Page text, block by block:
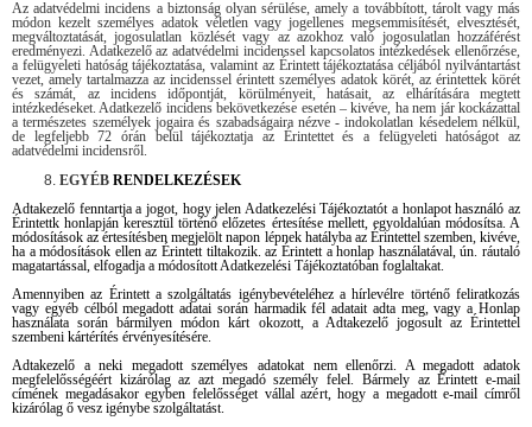
Az adatvédelmi incidens a biztonság olyan sérülése, amely a továbbított, tárolt vagy más
módon kezelt személyes adatok véletlen vagy jogellenes megsemmisítését, elvesztését,
megváltoztatását, jogosulatlan közlését vagy az azokhoz való jogosulatlan hozzáférést
eredményezi. Adatkezelő az adatvédelmi incidenssel kapcsolatos intézkedések ellenőrzése,
a felügyeleti hatóság tájékoztatása, valamint az Érintett tájékoztatása céljából nyilvántartást
vezet, amely tartalmazza az incidenssel érintett személyes adatok körét, az érintettek körét
és számát, az incidens időpontját, körülményeit, hatásait, az elhárítására megtett
intézkedéseket. Adatkezelő incidens bekövetkezése esetén – kivéve, ha nem jár kockázattal
a természetes személyek jogaira és szabadságaira nézve - indokolatlan késedelem nélkül,
de legfeljebb 72 órán belül tájékoztatja az Érintettet és a felügyeleti hatóságot az
adatvédelmi incidensről.
EGYÉB RENDELKEZÉSEK
Adtakezelő fenntartja a jogot, hogy jelen Adatkezelési Tájékoztatót a honlapot használó az
Érintettk honlapján keresztül történő előzetes értesítése mellett, egyoldalúan módosítsa. A
módosítások az értesítésben megjelölt napon lépnek hatályba az Érintettel szemben, kivéve,
ha a módosítások ellen az Érintett tiltakozik. az Érintett a honlap használatával, ún. ráutaló
magatartással, elfogadja a módosított Adatkezelési Tájékoztatóban foglaltakat.
Amennyiben az Érintett a szolgáltatás igénybevételéhez a hírlevélre történő feliratkozás
vagy egyéb célból megadott adatai során harmadik fél adatait adta meg, vagy a Honlap
használata során bármilyen módon kárt okozott, a Adtakezelő jogosult az Érintettel
szembeni kártérítés érvényesítésére.
Adtakezelő a neki megadott személyes adatokat nem ellenőrzi. A megadott adatok
megfelelősségéért kizárólag az azt megadó személy felel. Bármely az Érintett e-mail
címének megadásakor egyben felelősséget vállal azért, hogy a megadott e-mail címről
kizárólag ő vesz igénybe szolgáltatást.